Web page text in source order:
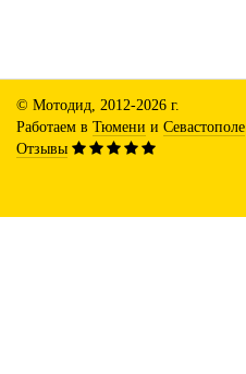
© Мотодид, 2012-2026 г.
Работаем в Тюмени и Севастополе
Отзывы